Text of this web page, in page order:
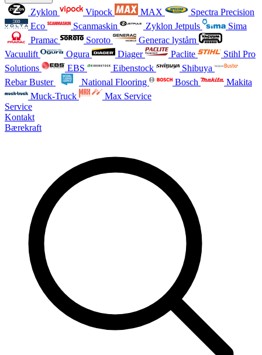
Zyklon Vipock MAX
Spectra Precision
Eco
Scanmaskin Zyklon Jetpuls
Sima
Pramac
Soroto
Generac lystårn
Vacuulift
Ogura Diager Paclite
Stihl Pro
Solutions
EBS Eibenstock
Shibuya
Rebar Buster
National Flooring Bosch
Makita
Muck-Truck
Max Service
Service
Kontakt
Bærekraft